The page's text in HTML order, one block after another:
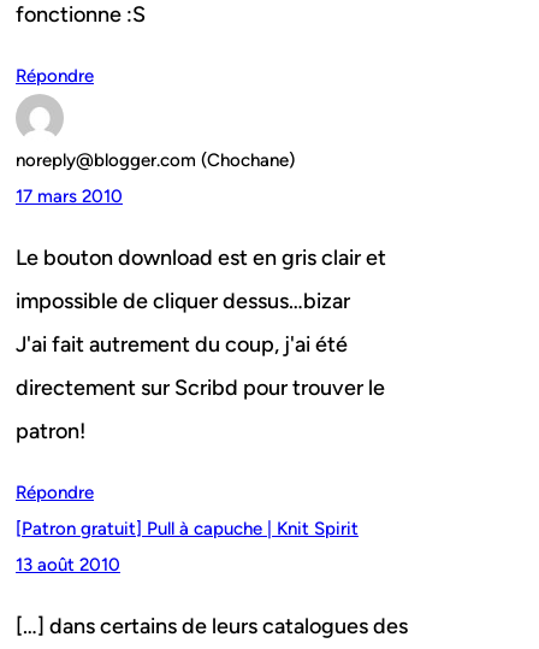
fonctionne :S
Répondre
noreply@blogger.com (Chochane)
17 mars 2010
Le bouton download est en gris clair et
impossible de cliquer dessus…bizar
J'ai fait autrement du coup, j'ai été
directement sur Scribd pour trouver le
patron!
Répondre
[Patron gratuit] Pull à capuche | Knit Spirit
13 août 2010
[…] dans certains de leurs catalogues des